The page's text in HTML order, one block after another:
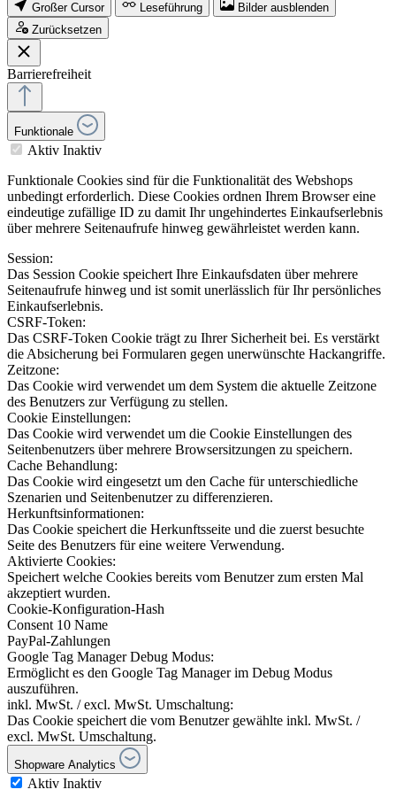
Großer Cursor
Leseführung
Bilder ausblenden
Zurücksetzen
Barrierefreiheit
Funktionale
Aktiv Inaktiv
Funktionale Cookies sind für die Funktionalität des Webshops
unbedingt erforderlich. Diese Cookies ordnen Ihrem Browser eine
eindeutige zufällige ID zu damit Ihr ungehindertes Einkaufserlebnis
über mehrere Seitenaufrufe hinweg gewährleistet werden kann.
Session:
Das Session Cookie speichert Ihre Einkaufsdaten über mehrere
Seitenaufrufe hinweg und ist somit unerlässlich für Ihr persönliches
Einkaufserlebnis.
CSRF-Token:
Das CSRF-Token Cookie trägt zu Ihrer Sicherheit bei. Es verstärkt
die Absicherung bei Formularen gegen unerwünschte Hackangriffe.
Zeitzone:
Das Cookie wird verwendet um dem System die aktuelle Zeitzone
des Benutzers zur Verfügung zu stellen.
Cookie Einstellungen:
Das Cookie wird verwendet um die Cookie Einstellungen des
Seitenbenutzers über mehrere Browsersitzungen zu speichern.
Cache Behandlung:
Das Cookie wird eingesetzt um den Cache für unterschiedliche
Szenarien und Seitenbenutzer zu differenzieren.
Herkunftsinformationen:
Das Cookie speichert die Herkunftsseite und die zuerst besuchte
Seite des Benutzers für eine weitere Verwendung.
Aktivierte Cookies:
Speichert welche Cookies bereits vom Benutzer zum ersten Mal
akzeptiert wurden.
Cookie-Konfiguration-Hash
Consent 10 Name
PayPal-Zahlungen
Google Tag Manager Debug Modus:
Ermöglicht es den Google Tag Manager im Debug Modus
auszuführen.
inkl. MwSt. / excl. MwSt. Umschaltung:
Das Cookie speichert die vom Benutzer gewählte inkl. MwSt. /
excl. MwSt. Umschaltung.
Shopware Analytics
Aktiv Inaktiv